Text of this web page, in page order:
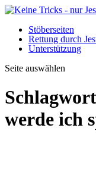
Stöberseiten
Rettung durch
Unterstützung
Seite auswählen
werde ich